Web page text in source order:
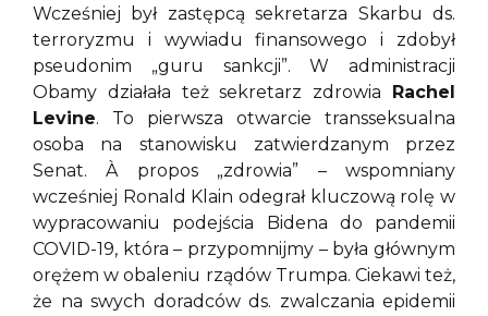
Wcześniej był zastępcą sekretarza Skarbu ds.
terroryzmu i wywiadu finansowego i zdobył
pseudonim „guru sankcji”. W administracji
Obamy działała też sekretarz zdrowia Rachel
Levine. To pierwsza otwarcie transseksualna
osoba na stanowisku zatwierdzanym przez
Senat. À propos „zdrowia” – wspomniany
wcześniej Ronald Klain odegrał kluczową rolę w
wypracowaniu podejścia Bidena do pandemii
COVID-19, która – przypomnijmy – była głównym
orężem w obaleniu rządów Trumpa. Ciekawi też,
że na swych doradców ds. zwalczania epidemii